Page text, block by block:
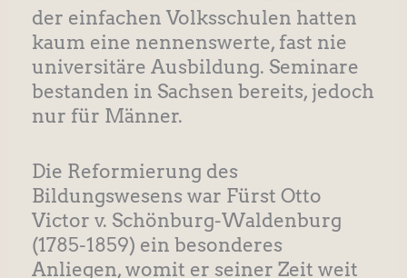
der einfachen Volksschulen hatten
kaum eine nennenswerte, fast nie
universitäre Ausbildung. Seminare
bestanden in Sachsen bereits, jedoch
nur für Männer.
Die Reformierung des
Bildungswesens war Fürst Otto
Victor v. Schönburg-Waldenburg
(1785-1859) ein besonderes
Anliegen, womit er seiner Zeit weit